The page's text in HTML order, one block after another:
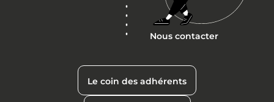
Nous contacter
Le coin des adhérents